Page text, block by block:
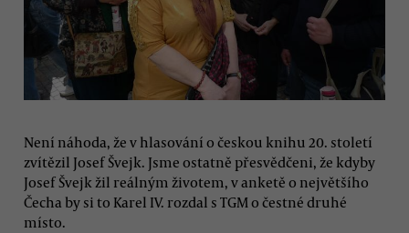
Není náhoda, že v hlasování o českou knihu 20. století
zvítězil Josef Švejk. Jsme ostatně přesvědčeni, že kdyby
Josef Švejk žil reálným životem, v anketě o největšího
Čecha by si to Karel IV. rozdal s TGM o čestné druhé
místo.